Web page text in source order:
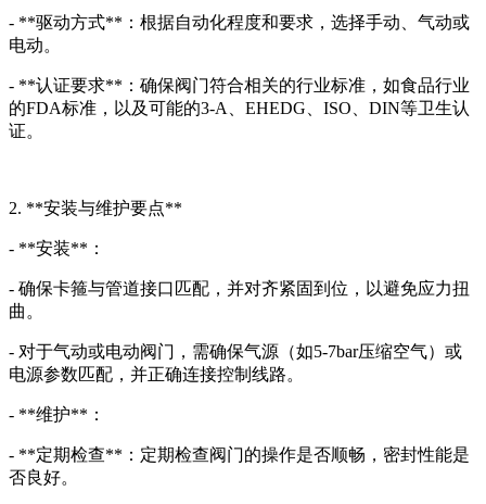
- **驱动方式**：根据自动化程度和要求，选择手动、气动或
电动。
- **认证要求**：确保阀门符合相关的行业标准，如食品行业
的FDA标准，以及可能的3-A、EHEDG、ISO、DIN等卫生认
证。
2. **安装与维护要点**
- **安装**：
- 确保卡箍与管道接口匹配，并对齐紧固到位，以避免应力扭
曲。
- 对于气动或电动阀门，需确保气源（如5-7bar压缩空气）或
电源参数匹配，并正确连接控制线路。
- **维护**：
- **定期检查**：定期检查阀门的操作是否顺畅，密封性能是
否良好。